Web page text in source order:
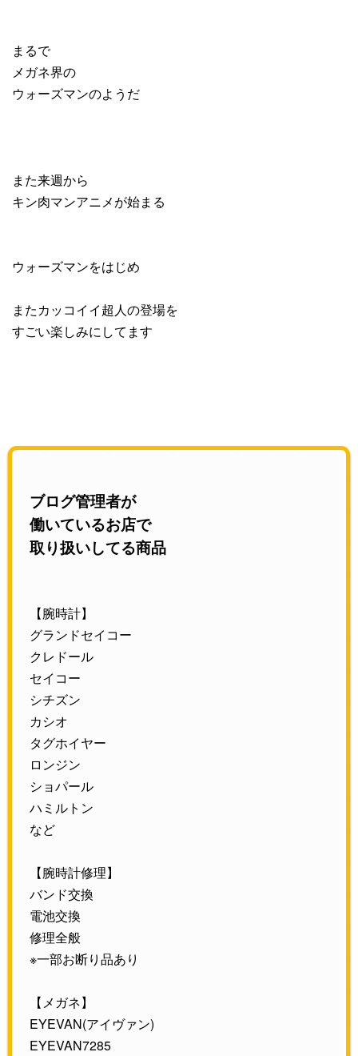
まるで
メガネ界の
ウォーズマンのようだ
また来週から
キン肉マンアニメが始まる
ウォーズマンをはじめ
またカッコイイ超人の登場を
すごい楽しみにしてます
ブログ管理者が
働いているお店で
取り扱いしてる商品
【腕時計】
グランドセイコー
クレドール
セイコー
シチズン
カシオ
タグホイヤー
ロンジン
ショパール
ハミルトン
など
【腕時計修理】
バンド交換
電池交換
修理全般
※一部お断り品あり
【メガネ】
EYEVAN(アイヴァン)
EYEVAN7285